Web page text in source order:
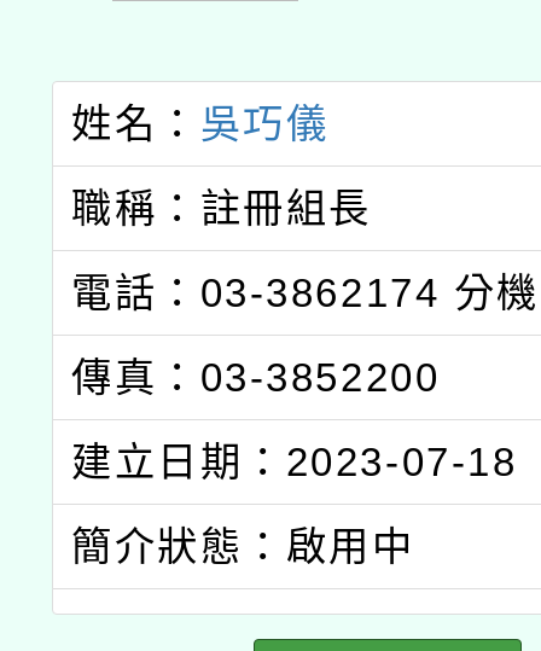
姓名： 吳巧儀
職稱：註冊組長
電話：03-3862174 分
傳真：03-3852200
建立日期：2023-07-18
簡介狀態：啟用中